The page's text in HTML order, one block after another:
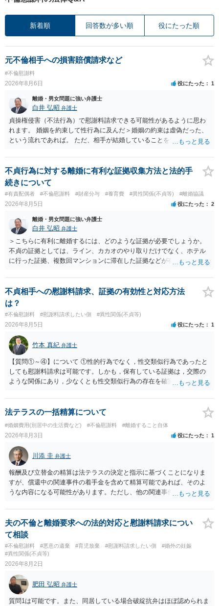
新着順 回答数が多い順 役にたった順
元不倫相手への損害賠償請求など
#不倫慰謝料
2026年8月6日 役にたった 1
離婚・男女問題に強い弁護士
白井 弘昭 弁護士
貞操権侵害（不法行為）で慰謝料請求できる可能性があるように思わ
れます。 婚姻を約束して性行為に及んだ＞婚姻の約束は虚偽だった、
という流れであれば。 ただ、相手が結婚していることを知って行為に
性も認められそうですので、あまり慰謝料は高額にならないように思
われます。 一度、最寄りの弁護士に相談してみてください。
不貞行為に対する離婚に有利な証拠収集方法と法的手
続きについて
#有責配偶者 #不倫慰謝料 #財産分与 #養育費 #異性関係(不貞等) #離婚協議
2026年8月5日 役にたった 2
離婚・男女問題に強い弁護士
白井 弘昭 弁護士
＞こちらに有利に離婚するには、どのような証拠が必要でしょうか。
不貞の証拠としては、ライン、カカオのやり取りだけでなく、ホテル
に行った証拠、複数回マンションに滞在した証拠などが有効です。 不
婚する、慰謝料をとるなど）ことができると思われます。 ただし、不
貞発覚後、長期間同居を続けると、不貞を許したとの評価につながる
場合がありますので、ご注意ください。 以上、ご参考まで。
不貞相手への慰謝料請求、証拠の有効性と対応方法
は？
#不倫慰謝料 #慰謝料請求したい側 #異性関係(不貞等)
2026年8月5日 役にたった 1
竹本 真紀 弁護士
【質問①～④】について ①性的行為でなく，性交類似行為であったと
しても慰謝料請求は可能です。しかも，保有している証拠は，交際の
ような関係にあり，少なくとも性交類似行為の存在を確実に証明でき
ことを窺わせるものです。）。ですから，慰謝料請求を進めることで
よいと思います。 ただ．慰謝料額については，婚姻破綻に至っていな
いとして，この点を考慮されることになるかもしれません。 ②夫との
今後のことを考えて書いてもらうか否かを検討するのがよいと思いま
す。今ある証拠以上のことを証明（証明力を強めることも含む）でき
るのであれば，前向きに検討を進めるという考え方でもよいでしょ
う。慰謝料請求としては証拠として使えることが前提であり，その価
値と夫との関係との均衡のように思います。 ③行政書士に委任をして
いるのであれば，どのような内容の委任なのか不明ですが，その行政
書士との協議になると思います。請求するか，訴訟にするか，その点
の見極めや，相手方は性交類似行為は認めているのか，それさえも否
定しているのかによって，考え方・進め方は変わってくると思いま
す。 ④性交類似行為を認めているにもかかわらず支払を拒否するので
あれば，本人（行政書士でも同じだと思います。）への対応ではあま
り変わらないように思います。減額で折り合えるなら本人様の交渉で
もよいように思いますが，ゼロかどうかの観点であれば，訴訟に進む
しかなくなるようにも思います。そうしますと，お近くの弁護士に相
談して進めることを検討した方がよいようにも思います。
法テラスの一括精算について
#婚姻費用(別居中の生活費など) #不倫慰謝料 #離婚すること自体
2026年8月3日 役にたった 1
川添 圭 弁護士
報酬及び立替金の精算は法テラスの決定と指示に基づくことになりま
すが、償還中の関連事件の着手金を含めて精算可能であれば、そのよ
うな内容になる可能性があります。ただし、他の関連事件でも相手方
情によって対応が違いますので、法テラスへお尋ねいただいた方が確
実です。
夫の不倫と離婚要求への法的対応と慰謝料請求につい
て相談
#不倫慰謝料 #悪意の遺棄 #育児放棄 #慰謝料請求したい側
#婚外の妊娠
#異性関係(不貞等)
2026年8月2日
肥田 弘昭 弁護士
質問1は可能です。また、同居している場合破綻抗弁はほぼ認められま